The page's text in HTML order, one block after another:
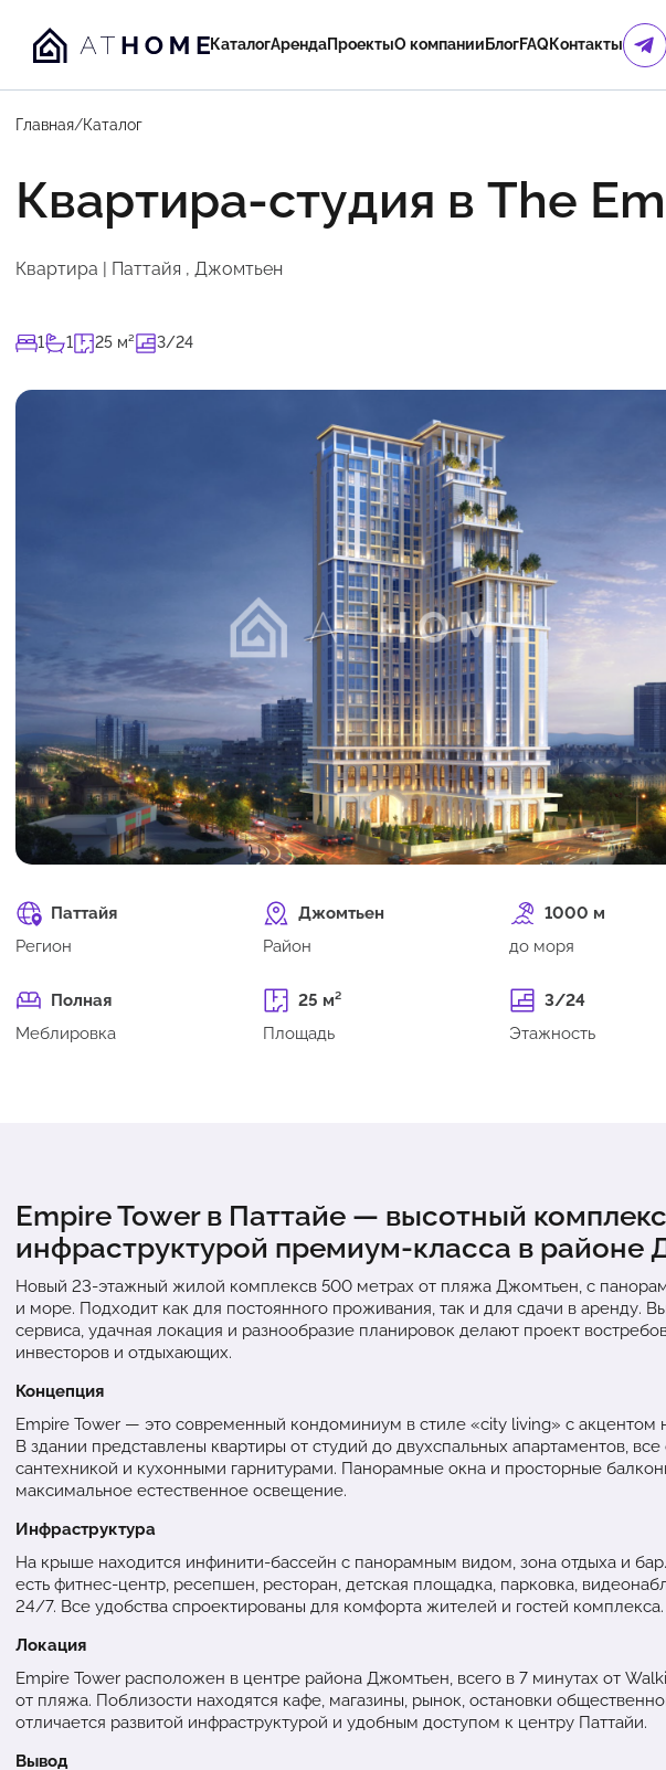
КаталогАрендаПроектыО компании БлогFAQКонтакты
Главная/Каталог
Квартира-студия в The
Квартира | Паттайя , Джомтьен
1 1 25 м² 3/24
Паттайя
Регион
Джомтьен
Район
1000 м
до моря
Полная
Меблировка
25 м²
Площадь
3/24
Этажность
Empire Tower в Паттайе — высотный
инфраструктурой премиум-класса в районе
Новый 23-этажный жилой комплексв 500 метрах от пляжа Джомтьен, с
и море. Подходит как для постоянного проживания, так и для сдачи в аренду.
сервиса, удачная локация и разнообразие планировок делают проект
инвесторов и отдыхающих.
Концепция
Empire Tower — это современный кондоминиум в стиле «city living» с акцентом
В здании представлены квартиры от студий до двухспальных апартаментов,
сантехникой и кухонными гарнитурами. Панорамные окна и просторные
максимальное естественное освещение.
Инфраструктура
На крыше находится инфинити-бассейн с панорамным видом, зона отдыха и
есть фитнес-центр, ресепшен, ресторан, детская площадка, парковка,
24/7. Все удобства спроектированы для комфорта жителей и гостей комплекса.
Локация
Empire Tower расположен в центре района Джомтьен, всего в 7 минутах от
от пляжа. Поблизости находятся кафе, магазины, рынок, остановки
отличается развитой инфраструктурой и удобным доступом к центру Паттайи.
Вывод